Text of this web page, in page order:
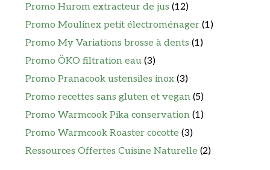
Promo Hurom extracteur de jus (12)
Promo Moulinex petit électroménager (1)
Promo My Variations brosse à dents (1)
Promo ÖKO filtration eau (3)
Promo Pranacook ustensiles inox (3)
Promo recettes sans gluten et vegan (5)
Promo Warmcook Pika conservation (1)
Promo Warmcook Roaster cocotte (3)
Ressources Offertes Cuisine Naturelle (2)